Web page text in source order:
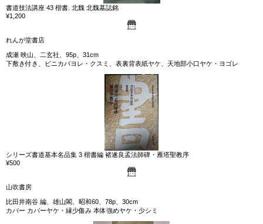
書道技法講座 43 楷書. 北魏 北魏墓誌銘
¥1,200
れんが堂書店
成瀬 映山、二玄社、95p、31cm
下敷き付き、ビニカバヨレ・クスミ、表裏背表紙ヤケ、天地部小口ヤケ・ヨゴレ
シリーズ書道基本名品集 3 楷書編 褚遂良孟法師碑・雁塔聖教序
¥500
山吹書房
比田井南谷 編、雄山閣、昭和60、78p、30cm
カバー カバーヤケ・縁少傷み 本体強めヤケ・少シミ